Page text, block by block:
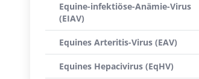
Equine-infektiöse-Anämie-Virus
(EIAV)
Equines Arteritis-Virus (EAV)
Equines Hepacivirus (EqHV)